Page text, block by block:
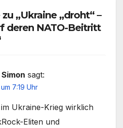
„Ukraine „droht“ –
deren NATO-Beitritt
sagt:
7:19 Uhr
Ukraine-Krieg wirklich
Eliten und